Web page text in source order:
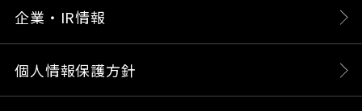
企業・IR情報
個人情報保護方針